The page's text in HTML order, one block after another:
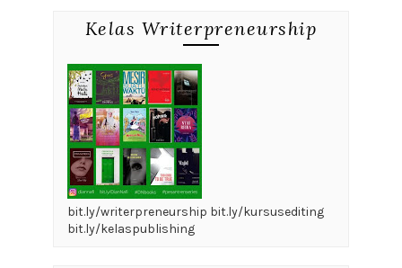
Kelas Writerpreneurship
bit.ly/writerpreneurship bit.ly/kursusediting
bit.ly/kelaspublishing